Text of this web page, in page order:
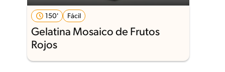
150' Fácil
Gelatina Mosaico de Frutos
Rojos